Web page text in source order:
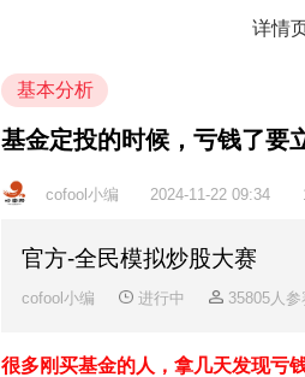
详情
基本分析
基金定投的时候，亏钱了要
cofool小编 2024-11-22 09:34
官方-全民模拟炒股大赛
cofool小编 进行中 35805人参
很多刚买基金的人，拿几天发现亏